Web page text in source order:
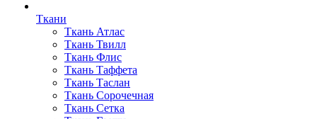
Ткани
Ткань Атлас
Ткань Твилл
Ткань Флис
Ткань Таффета
Ткань Таслан
Ткань Сорочечная
Ткань Сетка